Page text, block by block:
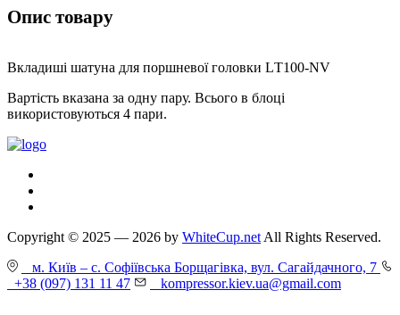
Опис товару
Вкладиші шатуна для поршневої головки LТ100-NV
Вартість вказана за одну пару. Всього в блоці
використовуються 4 пари.
Copyright © 2025 — 2026 by WhiteCup.netAll Rights Reserved.
м. Київ – с. Софіївська Борщагівка, вул. Сагайдачного, 7
+38 (097) 131 11 47
kompressor.kiev.ua@gmail.com